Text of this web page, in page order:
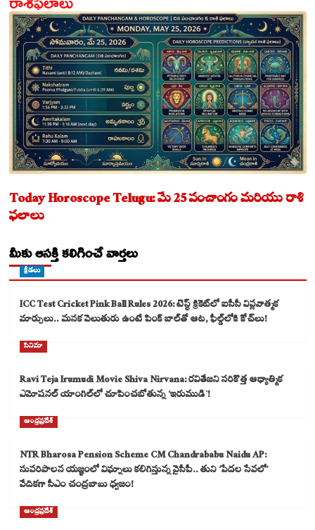
Today Horoscope Telugu: మే 25 పంచాంగం మరియు రాశి
ఫలాలు
మీకు ఆసక్తి కలిగించే వార్తలు
క్రీడలు
ICC Test Cricket Pink Ball Rules 2026: టెస్ట్ క్రికెట్‌లో ఐసీసీ విప్లవాత్మక
మార్పులు.. మసక వెలుతురు ఉంటే పింక్ బాల్‌తో ఆట, ఫీల్డ్‌లోకి కోచ్‌లు!
సినిమా
Ravi Teja Irumudi Movie Shiva Nirvana: రవితేజని సరికొత్త ఆధ్యాత్మిక
ఎమోషనల్ యాంగిల్‌లో చూపించబోతున్న ‘ఇరుముడి`!
ఆంధ్రప్రదేశ్
NTR Bharosa Pension Scheme CM Chandrababu Naidu AP:
సుపరిపాలన యజ్ఞంలో విఘ్నాలు కలిగిస్తున్న వైసీపీ.. తుని ‘పేదల సేవలో’
వేదికగా సీఎం చంద్రబాబు ధ్వజం!
ఆంధ్రప్రదేశ్